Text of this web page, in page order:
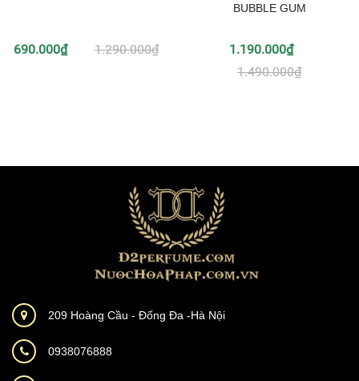
690.000₫ 1.290.000₫
BUBBLE GUM
1.190.000₫
1.490.000₫
209 Hoàng Cầu - Đống Đa -Hà Nội
0938076888